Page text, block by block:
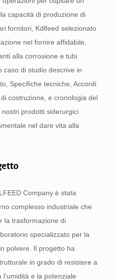
capacità di produzione di
fornitori, Kdlfeed selezionato
nel fornire affidabile,
alla corrosione e tubi
caso di studio descrive in
Specifiche tecniche, Accordi
costruzione, e cronologia del
prodotti siderurgici
nel dare vita alla
Company è stata
complesso industriale che
la trasformazione di
specializzato per la
polvere. Il progetto ha
in grado di resistere a
l'umidità e la potenziale